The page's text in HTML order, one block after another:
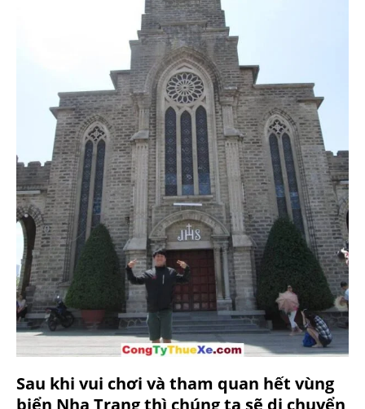
Sau khi vui chơi và tham quan hết vùng
biển Nha Trang thì chúng ta sẽ di chuyển